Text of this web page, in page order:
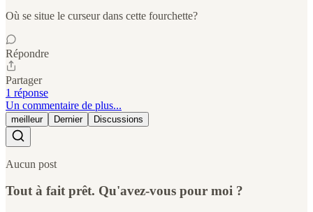
Où se situe le curseur dans cette fourchette?
Répondre
Partager
1 réponse
Un commentaire de plus...
meilleur Dernier Discussions
Aucun post
Tout à fait prêt. Qu'avez-vous pour moi ?